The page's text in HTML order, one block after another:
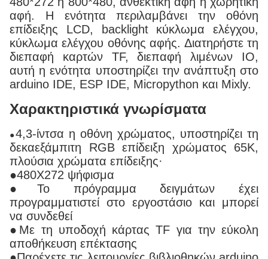
αφή. Η ενότητα περιλαμβάνει την οθόνη
επίδειξης LCD, backlight κύκλωμα ελέγχου,
κύκλωμα ελέγχου οθόνης αφής. Διατηρήστε τη
διεπαφή καρτών TF, διεπαφή λιμένων IO,
αυτή η ενότητα υποστηρίζει την ανάπτυξη στο
arduino IDE, ESP IDE, Micropython και Mixly.
Χαρακτηριστικά γνωρίσματα
●4,3-ίντσα η οθόνη χρώματος, υποστηρίζει τη
δεκαεξάμπιτη RGB επίδειξη χρώματος 65K,
πλούσια χρώματα επίδειξης·
●480X272 ψήφισμα
●Το πρόγραμμα δειγμάτων έχει
προγραμματιστεί στο εργοστάσιο και μπορεί
να συνδεθεί
●Με τη υποδοχή κάρτας TF για την εύκολη
αποθήκευση επέκτασης